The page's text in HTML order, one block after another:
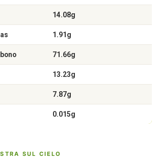
14.08g
1.91g
71.66g
13.23g
7.87g
0.015g
SUL CIELO